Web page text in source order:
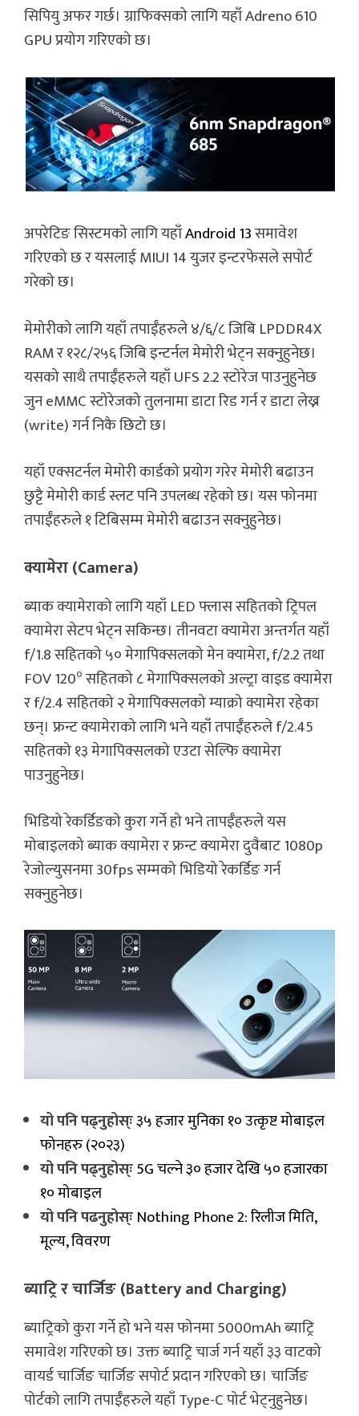
सिपियु अफर गर्छ। ग्राफिक्सको लागि यहाँ Adreno 610
GPU प्रयोग गरिएको छ।
अपरेटिङ सिस्टमको लागि यहाँAndroid 13समावेश
गरिएको छ र यसलाई MIUI 14 युजर इन्टरफेसले सपोर्ट
गरेको छ।
मेमोरीको लागि यहाँ तपाईँहरुले ४/६/८ जिबि LPDDR4X
RAM र १२८/२५६ जिबि इन्टर्नल मेमोरी भेट्न सक्नुहुनेछ।
यसको साथै तपाईँहरुले यहाँ UFS 2.2 स्टोरेज पाउनुहुनेछ
जुन eMMC स्टोरेजको तुलनामा डाटा रिड गर्न र डाटा लेख्न
(write) गर्न निकै छिटो छ।
यहाँ एक्सटर्नल मेमोरी कार्डको प्रयोग गरेर मेमोरी बढाउन
छुट्टै मेमोरी कार्ड स्लट पनि उपलब्ध रहेको छ। यस फोनमा
तपाईँहरुले १ टिबिसम्म मेमोरी बढाउन सक्नुहुनेछ।
क्यामेरा (Camera)
ब्याक क्यामेराको लागि यहाँ LED फ्लास सहितको ट्रिपल
क्यामेरा सेटप भेट्न सकिन्छ। तीनवटा क्यामेरा अन्तर्गत यहाँ
f/1.8 सहितको ५० मेगापिक्सलको मेन क्यामेरा, f/2.2 तथा
FOV 120० सहितको ८ मेगापिक्सलको अल्ट्रा वाइड क्यामेरा
र f/2.4 सहितको २ मेगापिक्सलको म्याक्रो क्यामेरा रहेका
छन्। फ्रन्ट क्यामेराको लागि भने यहाँ तपाईँहरुले f/2.45
सहितको १३ मेगापिक्सलको एउटा सेल्फि क्यामेरा
पाउनुहुनेछ।
भिडियो रेकर्डिङको कुरा गर्ने हो भने तापईँहरुले यस
मोबाइलको ब्याक क्यामेरा र फ्रन्ट क्यामेरा दुवैबाट 1080p
रेजोल्युसनमा 30fps सम्मको भिडियो रेकर्डिङ गर्न
सक्नुहुनेछ।
यो पनि पढ्नुहोस्ः३५ हजार मुनिका १० उत्कृष्ट मोबाइल
फोनहरु (२०२३)
यो पनि पढ्नुहोस्ः5G चल्ने ३० हजार देखि ५० हजारका
१० मोबाइल
यो पनि पढनुहोस्ःNothing Phone 2: रिलीज मिति,
मूल्य, विवरण
ब्याट्रि र चार्जिङ (Battery and Charging)
ब्याट्रिको कुरा गर्ने हो भने यस फोनमा 5000mAh ब्याट्रि
समावेश गरिएको छ। उक्त ब्याट्रि चार्ज गर्न यहाँ ३३ वाटको
वायर्ड चार्जिङ चार्जिङ सपोर्ट प्रदान गरिएको छ। चार्जिङ
पोर्टको लागि तपाईँहरुले यहाँ Type-C पोर्ट भेट्नुहुनेछ।